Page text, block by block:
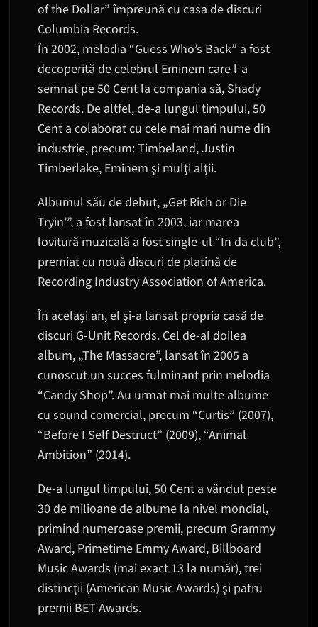
of the Dollar” împreună cu casa de discuri
Columbia Records.
În 2002, melodia “Guess Who’s Back” a fost
decoperită de celebrul Eminem care l-a
semnat pe 50 Cent la compania să, Shady
Records. De altfel, de-a lungul timpului, 50
Cent a colaborat cu cele mai mari nume din
industrie, precum: Timbeland, Justin
Timberlake, Eminem şi mulţi alţii.
Albumul său de debut, „Get Rich or Die
Tryin’”, a fost lansat în 2003, iar marea
lovitură muzicală a fost single-ul “In da club”,
premiat cu nouă discuri de platină de
Recording Industry Association of America.
În acelaşi an, el şi-a lansat propria casă de
discuri G-Unit Records. Cel de-al doilea
album, „The Massacre”, lansat în 2005 a
cunoscut un succes fulminant prin melodia
“Candy Shop”. Au urmat mai multe albume
cu sound comercial, precum “Curtis” (2007),
“Before I Self Destruct” (2009), “Animal
Ambition” (2014).
De-a lungul timpului, 50 Cent a vândut peste
30 de milioane de albume la nivel mondial,
primind numeroase premii, precum Grammy
Award, Primetime Emmy Award, Billboard
Music Awards (mai exact 13 la număr), trei
distincţii (American Music Awards) şi patru
premii BET Awards.